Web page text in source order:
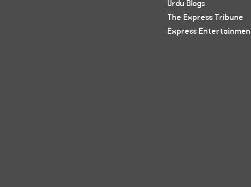
Urdu Blogs
The Express Tribune
Express